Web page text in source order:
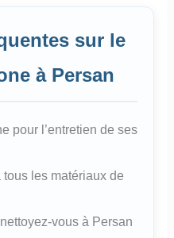
sur le
à Persan
pour l’entretien de ses
les matériaux de
vous à Persan